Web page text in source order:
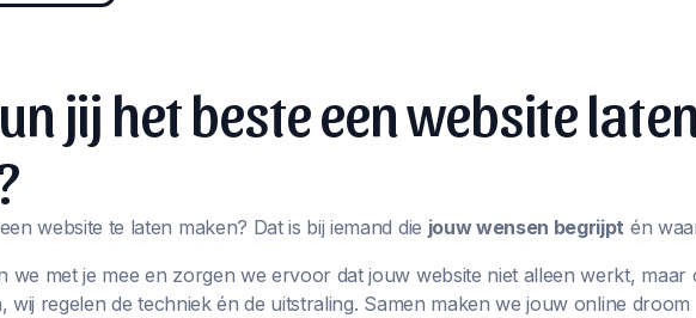
jij het beste een website laten
website te laten maken? Dat is bij iemand die jouw wensen begrijpt én
we met je mee en zorgen we ervoor dat jouw website niet alleen werkt, maar
wij regelen de techniek én de uitstraling. Samen maken we jouw online droom